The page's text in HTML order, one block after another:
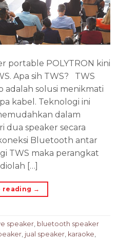
portable POLYTRON kini
Apa sih TWS? TWS
adalah solusi menikmati
kabel. Teknologi ini
dalam
dua speaker secara
Bluetooth antar
TWS maka perangkat
[…]
reading →
speaker, bluetooth speaker
, jual speaker, karaoke,